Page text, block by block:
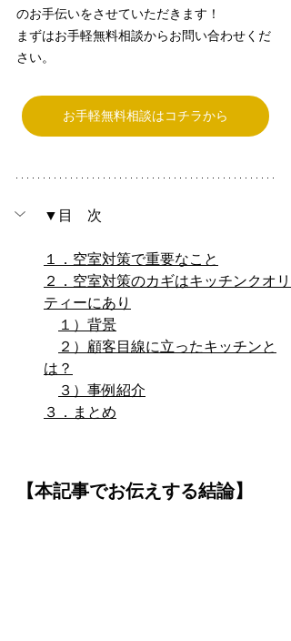
のお手伝いをさせていただきます！
まずはお手軽無料相談からお問い合わせくだ
さい。
お手軽無料相談はコチラから
▼目　次
１．空室対策で重要なこと
２．空室対策のカギはキッチンクオリ
ティーにあり
１）背景
２）顧客目線に立ったキッチンと
は？
３）事例紹介
３．まとめ
【本記事でお伝えする結論】